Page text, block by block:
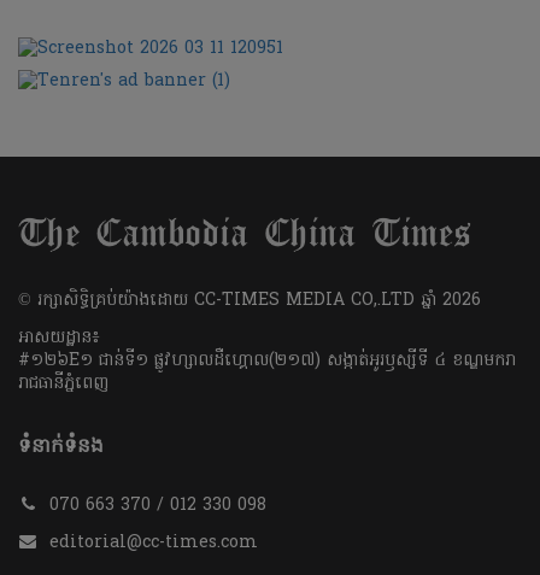
​© រក្សា​សិទ្ធិ​គ្រប់​យ៉ាង​ដោយ​ CC-TIMES MEDIA CO,.LTD ឆ្នាំ​ 2026
អាសយដ្ឋាន៖
#១២៦E១ ជាន់ទី១ ផ្លូវហ្សាលដឺហ្គោល(២១៧) សង្កាត់អូរឫស្សីទី ៤ ខណ្ឌមករា
រាជធានីភ្នំពេញ
ទំនាក់ទំនង
070 663 370 / 012 330 098
editorial@cc-times.com